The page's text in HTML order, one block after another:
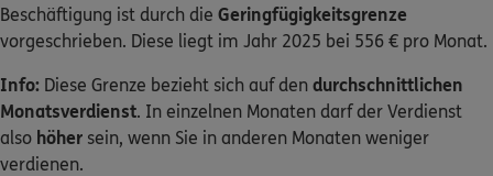
Beschäftigung ist durch die Geringfügigkeitsgrenze
vorgeschrieben. Diese liegt im Jahr 2025 bei 556 € pro Monat.
Info: Diese Grenze bezieht sich auf den durchschnittlichen
Monatsverdienst. In einzelnen Monaten darf der Verdienst
also höher sein, wenn Sie in anderen Monaten weniger
verdienen.